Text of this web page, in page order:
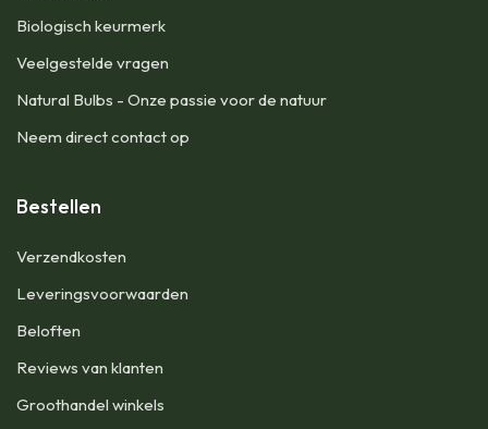
Biologisch keurmerk
Veelgestelde vragen
Natural Bulbs - Onze passie voor de natuur
Neem direct contact op
Bestellen
​Verzendkosten
Leveringsvoorwaarden
Beloften
Reviews van klanten
Groothandel winkels